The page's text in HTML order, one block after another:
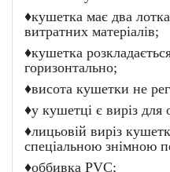
♦кушетка має два
витратних матеріалів;
♦кушетка
горизонтально;
♦висота кушетки не
♦у кушетці є виріз для
♦лицьовій виріз
спеціальною знімною
♦оббивка PVC;